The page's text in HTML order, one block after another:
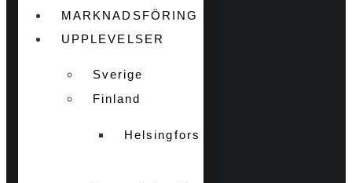
MARKNADSFÖRING
UPPLEVELSER
Sverige
Finland
Helsingfors